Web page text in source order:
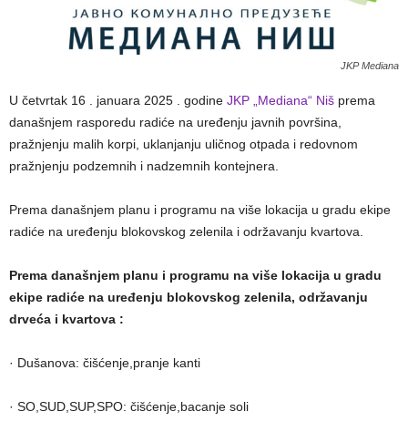
JKP Mediana
U četvrtak 16 . januara 2025 . godine JKP „Mediana“ Niš prema
današnjem rasporedu radiće na uređenju javnih površina,
pražnjenju malih korpi, uklanjanju uličnog otpada i redovnom
pražnjenju podzemnih i nadzemnih kontejnera.
Prema današnjem planu i programu na više lokacija u gradu ekipe
radiće na uređenju blokovskog zelenila i održavanju kvartova.
Prema današnjem planu i programu na više lokacija u gradu
ekipe radiće na uređenju blokovskog zelenila, održavanju
drveća i kvartova :
· Dušanova: čišćenje,pranje kanti
· SO,SUD,SUP,SPO: čišćenje,bacanje soli